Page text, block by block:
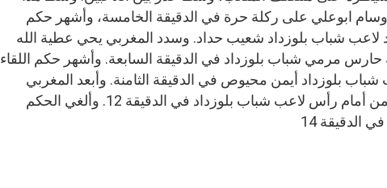
ابوعلي على ركلة حرة في الدقيقة الخامسة، وأشهر حكم
لاعب شباب بلوزداد شعيب حداد. وسدد المغربي يحي عطية الله
حارس مرمي شباب بلوزداد في الدقيقة السابعة. وأشهر حكم اللقاء
بلوزداد أيمن محيوص في الدقيقة الثامنة. وأبعد المغربي
أشرف داري كرة خطيرة من أمام رأس لاعب شباب بلوزداد في الدقيقة 12. وألغي الحكم
الدقيقة 14